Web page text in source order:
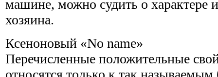
машине, можно судить о характере
хозяина.
Ксеноновый «No name»
Перечисленные положительные